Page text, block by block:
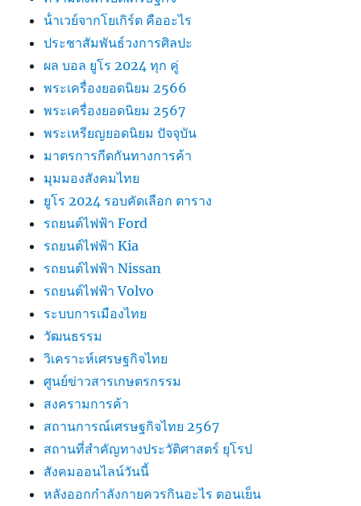
น้ําเวย์จากโยเกิร์ต คืออะไร
ประชาสัมพันธ์วงการศิลปะ
ผล บอล ยูโร 2024 ทุก คู่
พระเครื่องยอดนิยม 2566
พระเครื่องยอดนิยม 2567
พระเหรียญยอดนิยม ปัจจุบัน
มาตรการกีดกันทางการค้า
มุมมองสังคมไทย
ยูโร 2024 รอบคัดเลือก ตาราง
รถยนต์ไฟฟ้า Ford
รถยนต์ไฟฟ้า Kia
รถยนต์ไฟฟ้า Nissan
รถยนต์ไฟฟ้า Volvo
ระบบการเมืองไทย
วัฒนธรรม
วิเคราะห์เศรษฐกิจไทย
ศูนย์ข่าวสารเกษตรกรรม
สงครามการค้า
สถานการณ์เศรษฐกิจไทย 2567
สถานที่สําคัญทางประวัติศาสตร์ ยุโรป
สังคมออนไลน์วันนี้
หลังออกกําลังกายควรกินอะไร ตอนเย็น